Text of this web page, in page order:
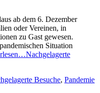
ab dem 6. Dezember
oder Vereinen, in
zu Gast gewesen.
Situation
Nachgelagerte
Besuche, Pandemie